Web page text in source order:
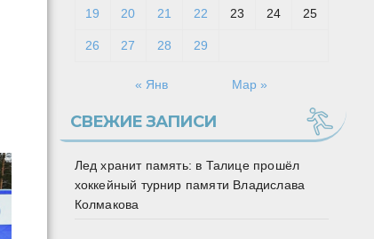
19 20 21 22 23 24 25
26 27 28 29
« Янв Мар »
СВЕЖИЕ ЗАПИСИ
Лед хранит память: в Талице прошёл
хоккейный турнир памяти Владислава
Колмакова